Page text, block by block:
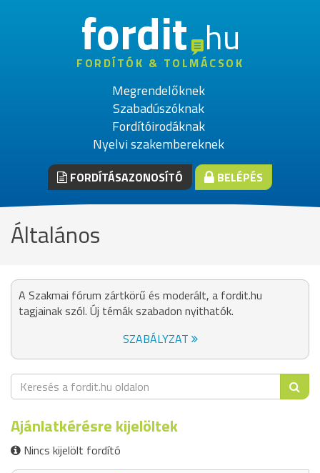
fordithu
FORDÍTÓK & TOLMÁCSOK
Megrendelőknek
Szabadúszóknak
Fordítóirodáknak
Nyelvi szakembereknek
FORDÍTÁSAZONOSÍTÓ BELÉPÉS
Általános
A Szakmai fórum zártkörű és moderált, a fordit.hu
tagjainak szól. Új témák szabadon nyithatók.
SZABÁLYZAT
Ajánlatkérésre kijelöltek
Nincs kijelölt fordító